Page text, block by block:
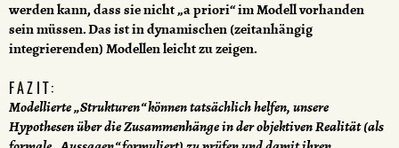
werden kann, dass sie nicht „a priori“ im Modell vorhanden
sein müssen. Das ist in dynamischen (zeitanhängig
integrierenden) Modellen leicht zu zeigen.
FAZIT:
Modellierte „Strukturen“ können tatsächlich helfen, unsere
Hypothesen über die Zusammenhänge in der objektiven Realität (als